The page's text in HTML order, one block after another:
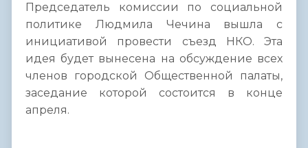
Председатель комиссии по социальной
политике Людмила Чечина вышла с
инициативой провести съезд НКО. Эта
идея будет вынесена на обсуждение всех
членов городской Общественной палаты,
заседание которой состоится в конце
апреля.